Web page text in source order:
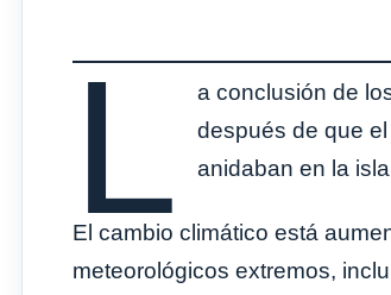
L
a conclusión de
después de que
anidaban en la
El cambio climático está
meteorológicos extremos,